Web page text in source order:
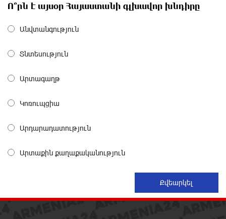
выгодным инвестиционным предложением
имени пенсионных фондов
сотрудничестве с Конверс МСБ
Предателя Пашиняна нужно скинуть с трона. Аршак
29 дней назад
Ո՞րն է այսօր Հայաստանի գլխավոր խնդիրը
Անվտանգություն
Տնտեսություն
Արտագաղթ
Կոռուպցիա
Արդարադատություն
Արտաքին քաղաքականություն